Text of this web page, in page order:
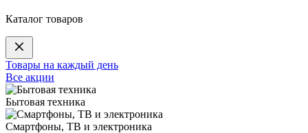
Каталог товаров
Товары на каждый день
Все акции
Бытовая техника
Смартфоны, ТВ и электроника